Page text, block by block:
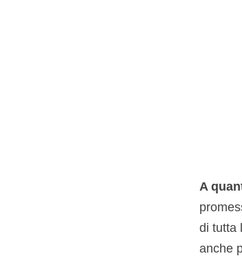
A
di tutta
anche